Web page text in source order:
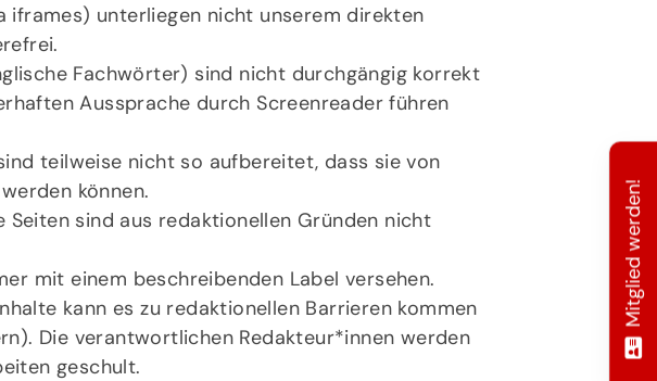
iframes) unterliegen nicht unserem direkten
Fachwörter) sind nicht durchgängig korrekt
Aussprache durch Screenreader führen
teilweise nicht so aufbereitet, dass sie von
können.
Seiten sind aus redaktionellen Gründen nicht
mit einem beschreibenden Label versehen.
kann es zu redaktionellen Barrieren kommen
Die verantwortlichen Redakteur*innen werden
geschult.
Mitglied werden!